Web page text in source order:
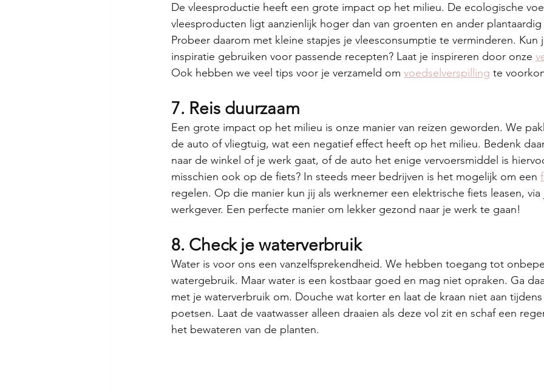
De vleesproductie heeft een grote impact op het milieu. De ecologische
vleesproducten ligt aanzienlijk hoger dan van groenten en ander plantaardig
Probeer daarom met kleine stapjes je vleesconsumptie te verminderen. Kun
inspiratie gebruiken voor passende recepten? Laat je inspireren door onze
Ook hebben we veel tips voor je verzameld om voedselverspilling te
7. Reis duurzaam
Een grote impact op het milieu is onze manier van reizen geworden. We
de auto of vliegtuig, wat een negatief effect heeft op het milieu. Bedenk
naar de winkel of je werk gaat, of de auto het enige vervoersmiddel is
misschien ook op de fiets? In steeds meer bedrijven is het mogelijk om een
regelen. Op die manier kun jij als werknemer een elektrische fiets leasen, via
werkgever. Een perfecte manier om lekker gezond naar je werk te gaan!
8. Check je waterverbruik
Water is voor ons een vanzelfsprekendheid. We hebben toegang tot
watergebruik. Maar water is een kostbaar goed en mag niet opraken. Ga
met je waterverbruik om. Douche wat korter en laat de kraan niet aan
poetsen. Laat de vaatwasser alleen draaien als deze vol zit en schaf een
het bewateren van de planten.